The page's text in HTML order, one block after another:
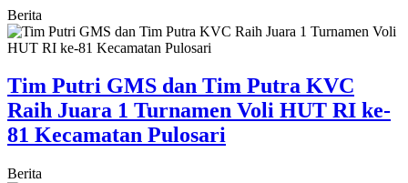
Berita
Tim Putri GMS dan Tim Putra KVC
Raih Juara 1 Turnamen Voli HUT RI ke-
81 Kecamatan Pulosari
Berita